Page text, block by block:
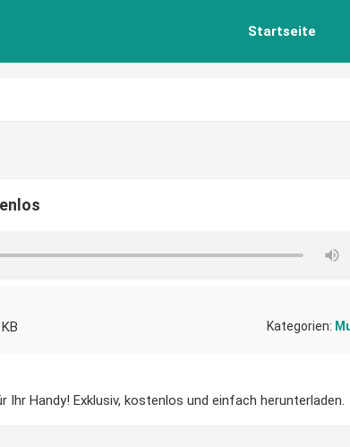
Startseite
Kategorien:
Handy! Exklusiv, kostenlos und einfach herunterladen.